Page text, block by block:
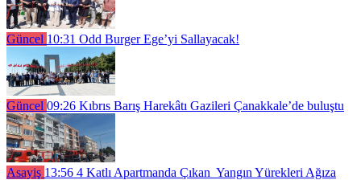
Güncel 10:31 Odd Burger Ege’yi Sallayacak!
Güncel 09:26 Kıbrıs Barış Harekâtı Gazileri Çanakkale’de buluştu
Asayiş 13:56 4 Katlı Apartmanda Çıkan Yangın Yürekleri Ağıza